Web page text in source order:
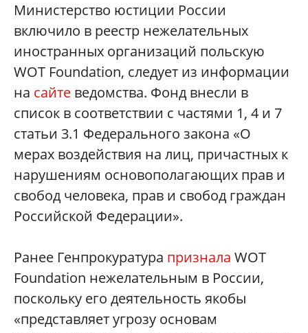
Министерство юстиции России
включило в реестр нежелательных
иностранных организаций польскую
WOT Foundation, следует из информации
на сайте ведомства. Фонд внесли в
список в соответствии с частями 1, 4 и 7
статьи 3.1 Федерального закона «О
мерах воздействия на лиц, причастных к
нарушениям основополагающих прав и
свобод человека, прав и свобод граждан
Российской Федерации».
Ранее Генпрокуратура признала WOT
Foundation нежелательным в России,
поскольку его деятельность якобы
«представляет угрозу основам